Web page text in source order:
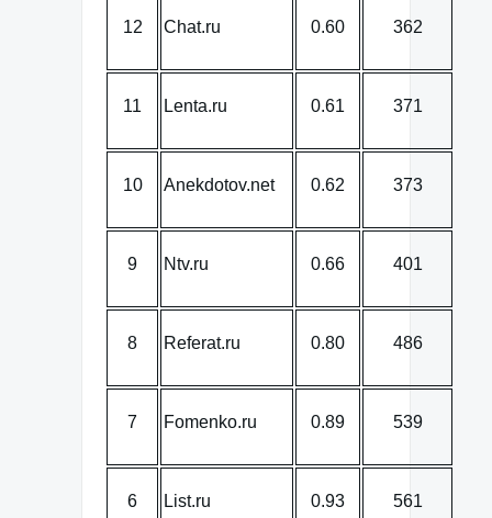
12 Chat.ru 0.60 362
11 Lenta.ru 0.61 371
10 Anekdotov.net 0.62 373
9 Ntv.ru 0.66 401
8 Referat.ru 0.80 486
7 Fomenko.ru 0.89 539
6 List.ru 0.93 561